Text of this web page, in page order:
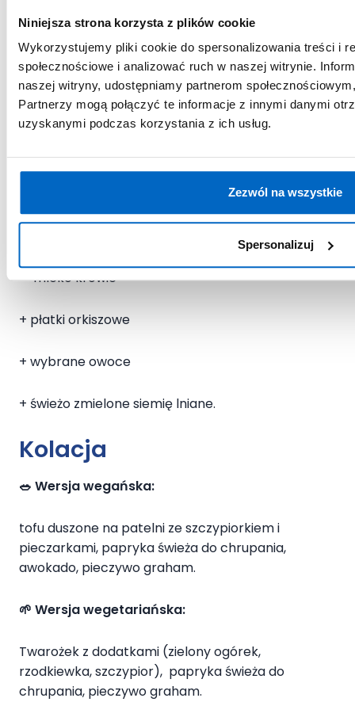
Niniejsza strona korzysta z plików cookie
Wykorzystujemy pliki cookie do spersonalizowania treści i
społecznościowe i analizować ruch w naszej witrynie.
naszej witryny, udostępniamy partnerom
Partnerzy mogą połączyć te informacje z innymi danymi
uzyskanymi podczas korzystania z ich usług.
Zezwól na wszystkie
Spersonalizuj
Podwieczorek
🥗Wersja wegańska:Koktajl z napoju owsianego
bez dodatku cukru wzbogaconego w wapń,
płatków orkiszowych, owoców (np. mango, banan,
+ mleko krowie
+ płatki orkiszowe
+ wybrane owoce
+ świeżo zmielone siemię lniane.
Kolacja
🥗 Wersja wegańska:
tofu duszone na patelni ze szczypiorkiem i
pieczarkami, papryka świeża do chrupania,
awokado, pieczywo graham.
🌱 Wersja wegetariańska:
Twarożek z dodatkami (zielony ogórek,
rzodkiewka, szczypior), papryka świeża do
chrupania, pieczywo graham.